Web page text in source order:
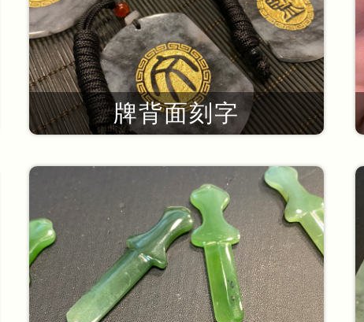
牌背面刻字